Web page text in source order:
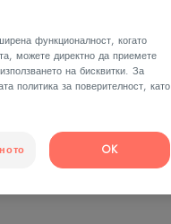
функционалност, когато
можете директно да приемете
на бисквитки. За
политика за поверителност, като
OK